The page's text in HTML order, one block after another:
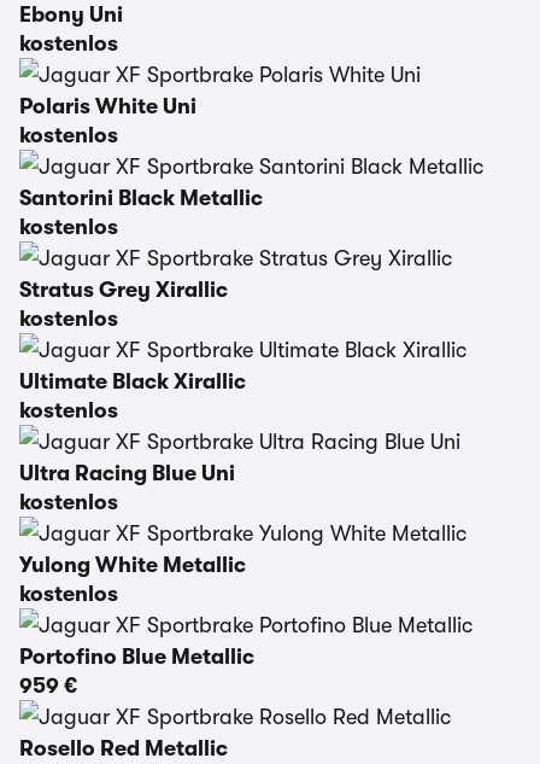
Ebony Uni
kostenlos
Polaris White Uni
kostenlos
Santorini Black Metallic
kostenlos
Stratus Grey Xirallic
kostenlos
Ultimate Black Xirallic
kostenlos
Ultra Racing Blue Uni
kostenlos
Yulong White Metallic
kostenlos
Portofino Blue Metallic
959 €
Rosello Red Metallic